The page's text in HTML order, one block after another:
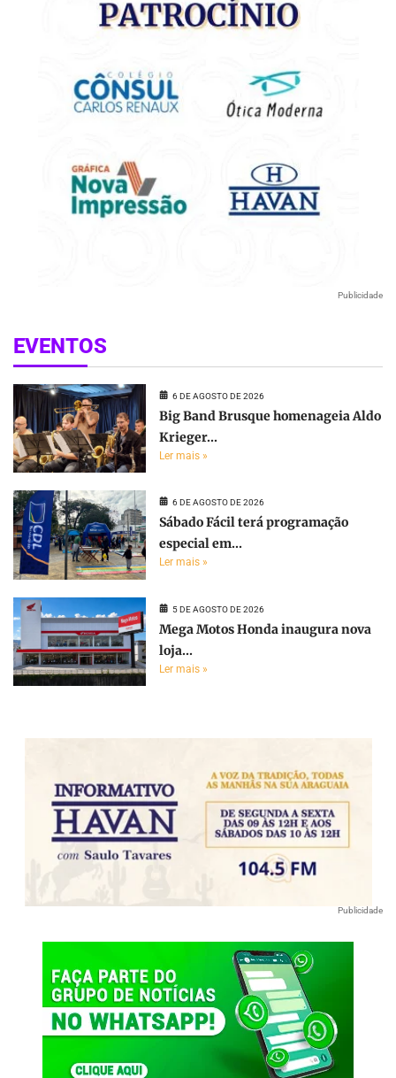
Publicidade
EVENTOS
6 DE AGOSTO DE 2026
Big Band Brusque homenageia Aldo
Krieger...
Ler mais »
6 DE AGOSTO DE 2026
Sábado Fácil terá programação
especial em...
Ler mais »
5 DE AGOSTO DE 2026
Mega Motos Honda inaugura nova
loja...
Ler mais »
Publicidade